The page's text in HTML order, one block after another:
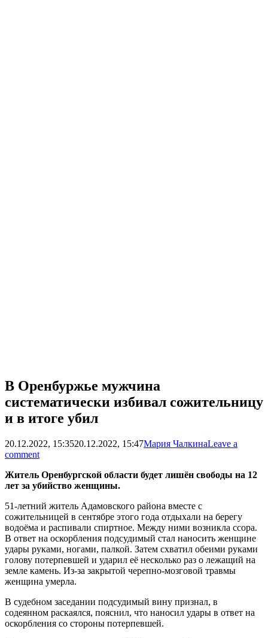
В Оренбуржье мужчина
систематически избивал сожительницу
и в итоге убил
20.12.2022, 15:3520.12.2022, 15:47Мария ЧалкинаLeave a
comment
Житель Оренбургской области будет лишён свободы на 12
лет за убийство женщины.
51-летний житель Адамовского района вместе с
сожительницей в сентябре этого года отдыхали на берегу
водоёма и распивали спиртное. Между ними возникла ссора.
В ответ на оскорбления подсудимый стал наносить женщине
удары руками, ногами, палкой. Затем схватил обеими руками
голову потерпевшей и ударил её несколько раз о лежащий на
земле камень. Из-за закрытой черепно-мозговой травмы
женщина умерла.
В судебном заседании подсудимый вину признал, в
содеянном раскаялся, пояснил, что наносил удары в ответ на
оскорбления со стороны потерпевшей.